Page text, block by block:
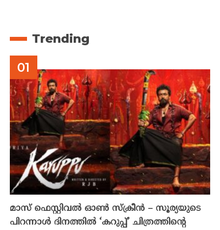
Trending
മാസ് ഫെസ്റ്റിവൽ ഓൺ സ്‌ക്രീൻ – സൂര്യയുടെ
പിറന്നാൾ ദിനത്തിൽ ‘കറുപ്പ്’ ചിത്രത്തിന്റെ